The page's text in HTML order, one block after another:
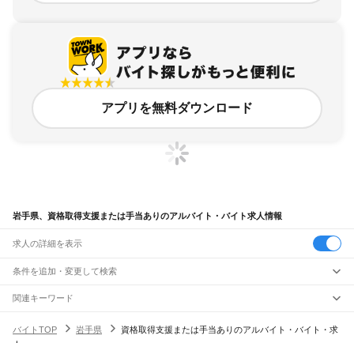
アプリを無料ダウンロード
岩手県、資格取得支援または手当ありのアルバイト・バイト求人情報
求人の詳細を表示
条件を追加・変更して検索
市区町村を追加・変更
岩手県すべて
駅を追加・変更
関連キーワード
富山県 資格取得支援または手当あり 資格支援制度
バイトTOP 岩手県
資格取得支援または手当ありのアルバイト・バイト・求